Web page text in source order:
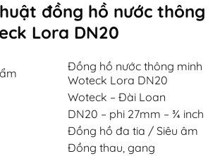
đồng hồ nước thông
Lora DN20
Đồng hồ nước thông minh
Woteck Lora DN20
Woteck – Đài Loan
DN20 – phi 27mm – ¾ inch
Đồng hồ đa tia / Siêu âm
Đồng thau, gang